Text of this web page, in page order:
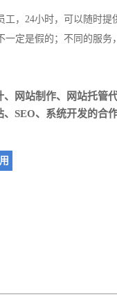
，24小时，可以随时提
定是假的；不同的服
、 网站制作、 网站托管
SEO、系统开发的合